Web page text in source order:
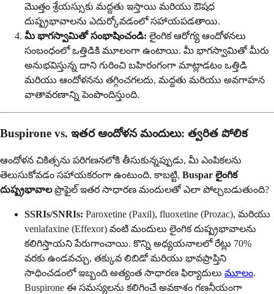
మొత్తం శ్రేయస్సుకు మద్దతు ఇస్తాయి మరియు ఔషధ
దుష్ప్రభావాలను ఎదుర్కోవడంలో సహాయపడతాయి.
మీ భాగస్వామితో సంభాషించండి: లైంగిక ఆరోగ్య ఆందోళనలు
సంబంధంలో ఒత్తిడికి మూలంగా ఉంటాయి. మీ భాగస్వామితో మీరు
అనుభవిస్తున్న దాని గురించి బహిరంగంగా మాట్లాడటం ఒత్తిడి
మరియు ఆందోళనను తగ్గించగలదు, మద్దతు మరియు అవగాహన
వాతావరణాన్ని పెంపొందిస్తుంది.
Buspirone vs. ఇతర ఆందోళన మందులు: త్వరిత పోలిక
ఆందోళన చికిత్సను పరిగణనలోకి తీసుకున్నప్పుడు, మీ ఎంపికలను
తెలుసుకోవడం సహాయకరంగా ఉంటుంది. కాబట్టి, Buspar లైంగిక
దుష్ప్రభావాలప్రొఫైల్ ఇతర సాధారణ మందులతో ఎలా పోల్చబడుతుంది?
SSRIs/SNRIs: Paroxetine (Paxil), fluoxetine (Prozac), మరియు
venlafaxine (Effexor) వంటి మందులు లైంగిక దుష్ప్రభావాలను
కలిగిస్తాయని పేరుగాంచాయి. కొన్ని అధ్యయనాలలో రేట్లు 70%
వరకు ఉండవచ్చు, తక్కువ లిబిడో మరియు భావప్రాప్తిని
సాధించడంలో ఇబ్బంది అత్యంత సాధారణ ఫిర్యాదులు మూలం.
Buspirone ఈ సమస్యలను కలిగించే అవకాశం గణనీయంగా